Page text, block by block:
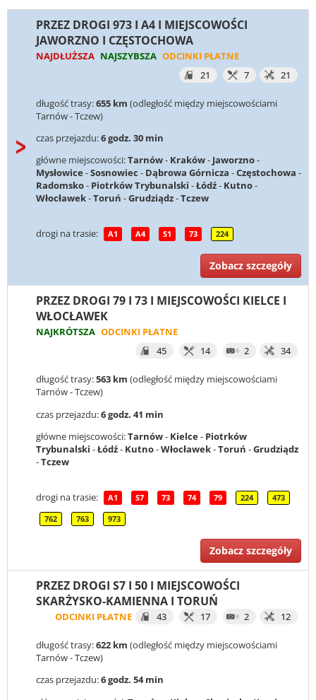
PRZEZ DROGI 973 I A4 I MIEJSCOWOŚCI
JAWORZNO I CZĘSTOCHOWA
NAJDŁUŻSZA NAJSZYBSZA ODCINKI PŁATNE
21
7 21
długość trasy:655 km (odległość między miejscowościami
Tarnów - Tczew)
czas przejazdu:6 godz. 30 min
główne miejscowości:Tarnów- Kraków- Jaworzno-
Mysłowice -Sosnowiec - Dąbrowa Górnicza -Częstochowa -
Radomsko- Piotrków Trybunalski -Łódź- Kutno-
Włocławek-Toruń -Grudziądz-Tczew
drogi na trasie: A1 A4 S1 73 224
Zobacz szczegóły
PRZEZ DROGI 79 I 73 I MIEJSCOWOŚCI KIELCE I
WŁOCŁAWEK
NAJKRÓTSZA ODCINKI PŁATNE
45
14 2 34
długość trasy:563 km (odległość między miejscowościami
Tarnów - Tczew)
czas przejazdu:6 godz. 41 min
główne miejscowości:Tarnów- Kielce- Piotrków
Trybunalski -Łódź- Kutno-Włocławek-Toruń -Grudziądz
-Tczew
drogi na trasie: A1 S7 73 74 79 224 473
762 763 973
Zobacz szczegóły
PRZEZ DROGI S7 I 50 I MIEJSCOWOŚCI
SKARŻYSKO-KAMIENNA I TORUŃ
ODCINKI PŁATNE 43 17 2 12
długość trasy:622 km (odległość między miejscowościami
Tarnów - Tczew)
czas przejazdu:6 godz. 54 min